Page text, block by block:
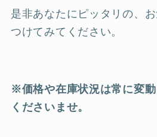
是非あなたにピッタリの、
つけてみてください。
※価格や在庫状況は常に変
くださいませ。